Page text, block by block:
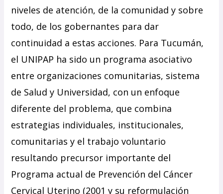
niveles de atención, de la comunidad y sobre
todo, de los gobernantes para dar
continuidad a estas acciones. Para Tucumán,
el UNIPAP ha sido un programa asociativo
entre organizaciones comunitarias, sistema
de Salud y Universidad, con un enfoque
diferente del problema, que combina
estrategias individuales, institucionales,
comunitarias y el trabajo voluntario
resultando precursor importante del
Programa actual de Prevención del Cáncer
Cervical Uterino (2001 y su reformulación